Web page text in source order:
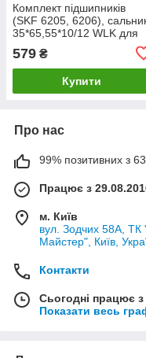
Комплект підшипників
(SKF 6205, 6206),
35*65,55*10/12 WLK для
Samsung.
579 ₴
Купити
Про нас
99% позитивних з
Працює з
м. Київ
вул. Зодчих 58А, ТК
Майстер", Київ,
Контакти
Сьогодні працює
Показати весь